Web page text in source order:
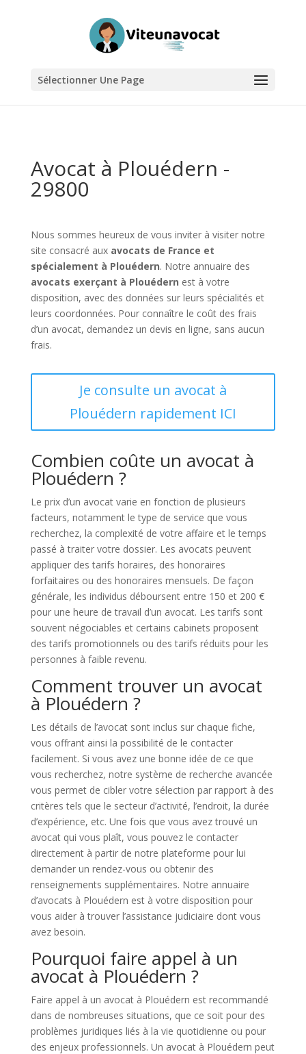
Sélectionner Une Page
Avocat à Plouédern -
29800
Nous sommes heureux de vous inviter à visiter notre
site consacré aux avocats de France et
spécialement à Plouédern. Notre annuaire des
avocats exerçant à Plouédern est à votre
disposition, avec des données sur leurs spécialités et
leurs coordonnées. Pour connaître le coût des frais
d’un avocat, demandez un devis en ligne, sans aucun
frais.
Je consulte un avocat à
Plouédern rapidement ICI
Combien coûte un avocat à
Plouédern ?
Le prix d’un avocat varie en fonction de plusieurs
facteurs, notamment le type de service que vous
recherchez, la complexité de votre affaire et le temps
passé à traiter votre dossier. Les avocats peuvent
appliquer des tarifs horaires, des honoraires
forfaitaires ou des honoraires mensuels. De façon
générale, les individus déboursent entre 150 et 200 €
pour une heure de travail d’un avocat. Les tarifs sont
souvent négociables et certains cabinets proposent
des tarifs promotionnels ou des tarifs réduits pour les
personnes à faible revenu.
Comment trouver un avocat
à Plouédern ?
Les détails de l’avocat sont inclus sur chaque fiche,
vous offrant ainsi la possibilité de le contacter
facilement. Si vous avez une bonne idée de ce que
vous recherchez, notre système de recherche avancée
vous permet de cibler votre sélection par rapport à des
critères tels que le secteur d’activité, l’endroit, la durée
d’expérience, etc. Une fois que vous avez trouvé un
avocat qui vous plaît, vous pouvez le contacter
directement à partir de notre plateforme pour lui
demander un rendez-vous ou obtenir des
renseignements supplémentaires. Notre annuaire
d’avocats à Plouédern est à votre disposition pour
vous aider à trouver l’assistance judiciaire dont vous
avez besoin.
Pourquoi faire appel à un
avocat à Plouédern ?
Faire appel à un avocat à Plouédern est recommandé
dans de nombreuses situations, que ce soit pour des
problèmes juridiques liés à la vie quotidienne ou pour
des enjeux professionnels. Un avocat à Plouédern peut